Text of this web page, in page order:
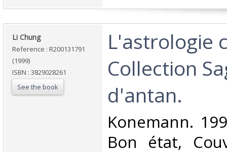
‎Li Chung‎
Reference : R200131791
(1999)
ISBN : 3829028261
See the book
‎L'astrologie
Collection
d'antan.‎
‎Konemann.
Bon état,